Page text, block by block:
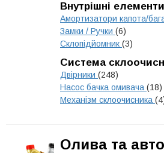
Внутрішні елементи
Амортизатори капота/
Замки / Ручки (6)
Склопідйомник (3)
Система
Двірники (248)
Насос бачка омивача (18)
Механізм склоочисника
Олива та